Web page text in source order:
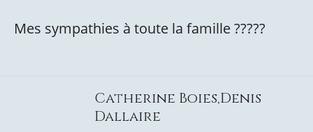
Mes sympathies à toute la famille ?????
Catherine Boies,Denis
Dallaire